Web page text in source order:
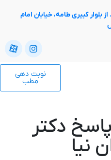
کبیری طامه، خیابان امام
نوبت دهی
دکتر